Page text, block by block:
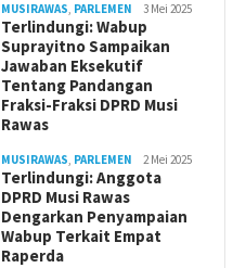
MUSIRAWAS, PARLEMEN 3 Mei 2025
Terlindungi: Wabup
Suprayitno Sampaikan
Jawaban Eksekutif
Tentang Pandangan
Fraksi-Fraksi DPRD Musi
Rawas
MUSIRAWAS, PARLEMEN 2 Mei 2025
Terlindungi: Anggota
DPRD Musi Rawas
Dengarkan Penyampaian
Wabup Terkait Empat
Raperda